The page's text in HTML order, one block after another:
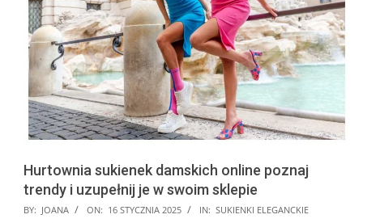
Hurtownia sukienek damskich online poznaj
trendy i uzupełnij je w swoim sklepie
2025-
BY: JOANA ON: 16 STYCZNIA 2025 IN: SUKIENKI ELEGANCKIE